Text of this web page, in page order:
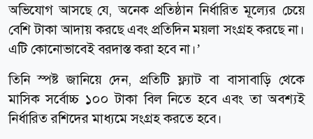
অভিযোগ আসছে যে, অনেক প্রতিষ্ঠান নির্ধারিত মূল্যের চেয়ে
বেশি টাকা আদায় করছে এবং প্রতিদিন ময়লা সংগ্রহ করছে না।
এটি কোনোভাবেই বরদাস্ত করা হবে না।’
তিনি স্পষ্ট জানিয়ে দেন, প্রতিটি ফ্ল্যাট বা বাসাবাড়ি থেকে
মাসিক সর্বোচ্চ ১০০ টাকা বিল নিতে হবে এবং তা অবশ্যই
নির্ধারিত রশিদের মাধ্যমে সংগ্রহ করতে হবে।